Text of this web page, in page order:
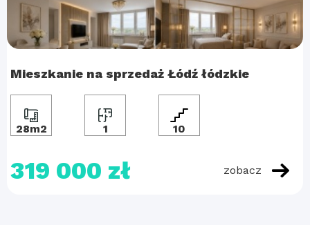
Mieszkanie na sprzedaż Łódź łódzkie
28m2 1 10
319 000 zł zobacz